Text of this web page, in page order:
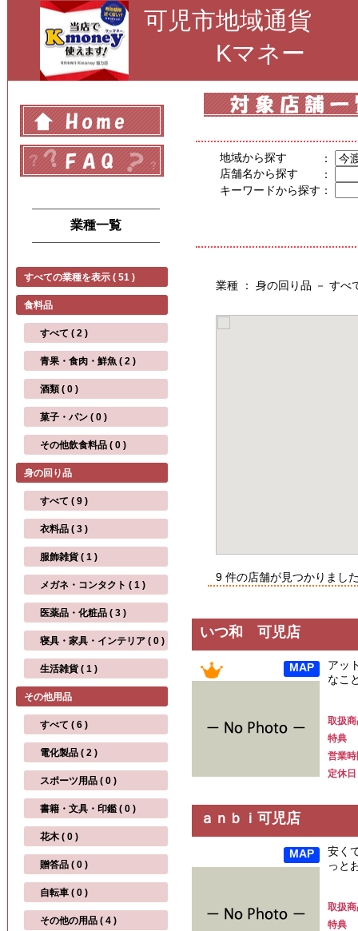
可児市地域通貨
Kマネー
業種一覧
すべての業種を表示 ( 51 )
食料品
すべて ( 2 )
青果・食肉・鮮魚 ( 2 )
酒類 ( 0 )
菓子・パン ( 0 )
その他飲食料品 ( 0 )
身の回り品
すべて ( 9 )
衣料品 ( 3 )
服飾雑貨 ( 1 )
メガネ・コンタクト ( 1 )
医薬品・化粧品 ( 3 )
寝具・家具・インテリア ( 0 )
生活雑貨 ( 1 )
その他用品
すべて ( 6 )
電化製品 ( 2 )
スポーツ用品 ( 0 )
書籍・文具・印鑑 ( 0 )
花木 ( 0 )
贈答品 ( 0 )
自転車 ( 0 )
その他の用品 ( 4 )
地域から探す
：
店舗名から探す
：
キーワードから探す ：
業種 ： 身の回り品 － す
9 件の店舗が見つかりまし
いつ和 可児店
MAP
アッ
なこ
取扱
特典
営業
定休日
ａｎｂｉ可児店
MAP
安く
っと
取扱
特典